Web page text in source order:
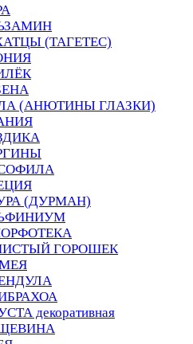
(ТАГЕТЕС)
(АНЮТИНЫ ГЛАЗКИ)
(ДУРМАН)
ГОРОШЕК
декоративная